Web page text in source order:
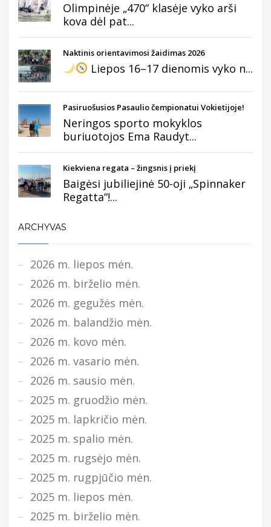
Olimpinėje „470“ klasėje vyko arši
kova dėl pat...
Naktinis orientavimosi žaidimas 2026
Liepos 16–17 dienomis vyko n...
Pasiruošusios Pasaulio čempionatui Vokietijoje!
Neringos sporto mokyklos
buriuotojos Ema Raudyt...
Kiekviena regata – žingsnis į priekį
Baigėsi jubiliejinė 50-oji „Spinnaker
Regatta“!...
ARCHYVAS
2026 m. liepos mėn.
2026 m. birželio mėn.
2026 m. gegužės mėn.
2026 m. balandžio mėn.
2026 m. kovo mėn.
2026 m. vasario mėn.
2026 m. sausio mėn.
2025 m. gruodžio mėn.
2025 m. lapkričio mėn.
2025 m. spalio mėn.
2025 m. rugsėjo mėn.
2025 m. rugpjūčio mėn.
2025 m. liepos mėn.
2025 m. birželio mėn.